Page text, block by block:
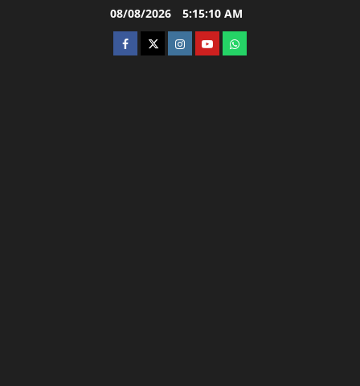
08/08/2026 5:15:11 AM
facebooktwitterinstagram.com
youtubewhatsapp